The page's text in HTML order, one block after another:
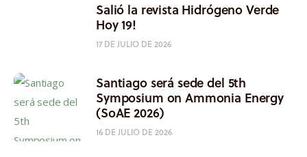
Salió la revista Hidrógeno Verde
Hoy 19!
17 DE JULIO DE 2026
Santiago será sede del 5th
Symposium on Ammonia Energy
(SoAE 2026)
16 DE JULIO DE 2026